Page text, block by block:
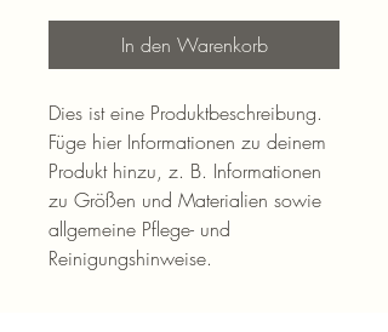
In den Warenkorb
Dies ist eine Produktbeschreibung.
Füge hier Informationen zu deinem
Produkt hinzu, z. B. Informationen
zu Größen und Materialien sowie
allgemeine Pflege- und
Reinigungshinweise.